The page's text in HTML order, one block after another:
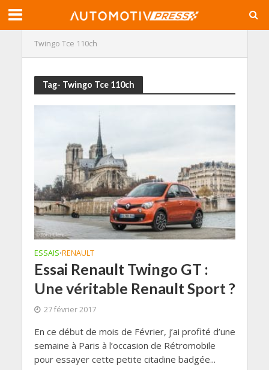
Twingo Tce 110ch
Tag- Twingo Tce 110ch
ESSAIS•RENAULT
Essai Renault Twingo GT :
Une véritable Renault Sport ?
27 février 2017
En ce début de mois de Février, j’ai profité d’une
semaine à Paris à l’occasion de Rétromobile
pour essayer cette petite citadine badgée...